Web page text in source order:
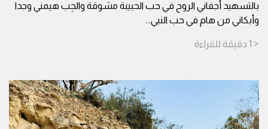
بالتسهيد أجفاني الروح في حب الحبيبة مشوقة والحِب هيمني وجدا
وأبكاني من هام في حب النبي...
< 1 دقيقة للقراءة